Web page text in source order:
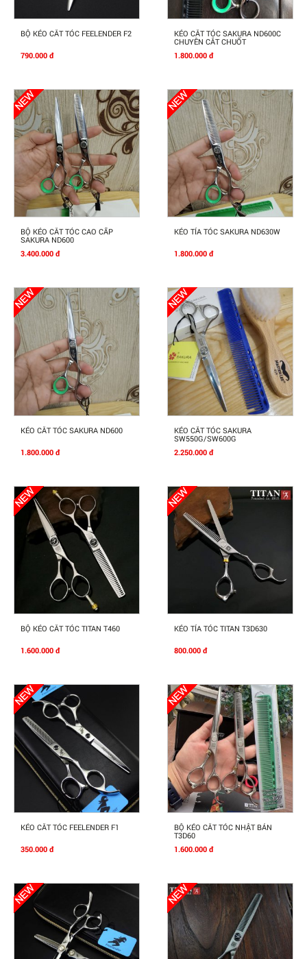
Mua Ngay
BỘ KÉO CẮT TÓC FEELENDER F2
790.000 đ
Mua Ngay
KÉO CẮT TÓC SAKURA ND600C
CHUYÊN CẮT CHUỐT
1.800.000 đ
Mua Ngay
BỘ KÉO CẮT TÓC CAO CẤP
SAKURA ND600
3.400.000 đ
Mua Ngay
KÉO TỈA TÓC SAKURA ND630W
1.800.000 đ
Mua Ngay
KÉO CẮT TÓC SAKURA ND600
1.800.000 đ
Mua Ngay
KÉO CẮT TÓC SAKURA
SW550G/SW600G
2.250.000 đ
Mua Ngay
BỘ KÉO CẮT TÓC TITAN T460
1.600.000 đ
Mua Ngay
KÉO TỈA TÓC TITAN T3D630
800.000 đ
Mua Ngay
KÉO CẮT TÓC FEELENDER F1
350.000 đ
Mua Ngay
BỘ KÉO CẮT TÓC NHẬT BẢN
T3D60
1.600.000 đ